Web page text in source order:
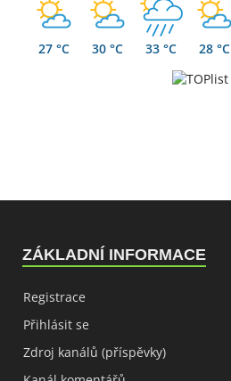
27 °C 30 °C 33 °C 28 °C
ZÁKLADNÍ INFORMACE
Registrace
Přihlásit se
Zdroj kanálů (příspěvky)